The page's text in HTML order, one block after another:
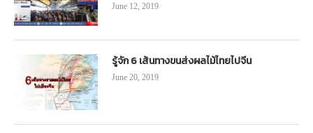
June 12, 2019
รู้จัก 6 เส้นทางขนส่งผลไม้ไทยไปจีน
June 20, 2019